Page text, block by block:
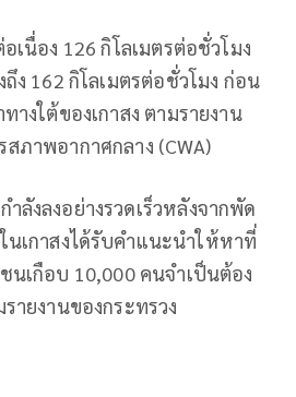
เนื่อง 126 กิโลเมตรต่อชั่วโมง
ง 162 กิโลเมตรต่อชั่วโมง ก่อน
างใต้ของเกาสง ตามรายงาน
ภาพอากาศกลาง (CWA)
ลังลงอย่างรวดเร็วหลังจากพัด
เกาสงได้รับคำแนะนำให้หาที่
เกือบ 10,000 คนจำเป็นต้อง
ายงานของกระทรวง